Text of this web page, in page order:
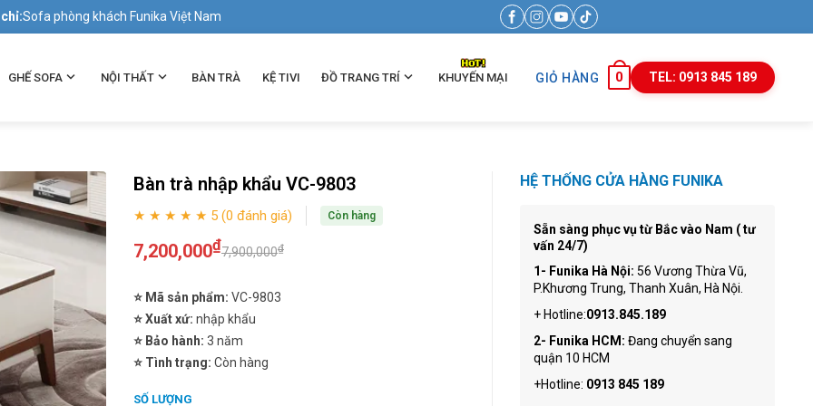
Sofa phòng khách Funika Việt Nam
GHẾ SOFA NỘI THẤT BÀN TRÀ KỆ TIVI ĐỒ TRANG TRÍ KHUYẾN MẠI GIỎ HÀNG 0 TEL: 0913 845 189
Bàn trà nhập khẩu VC-9803
★ ★ ★ ★ ★ 5 (0 đánh giá) Còn hàng
7,200,000₫7,900,000₫
⭐ Mã sản phẩm: VC-9803
⭐ Xuất xứ: nhập khẩu
⭐ Bảo hành: 3 năm
⭐ Tình trạng: Còn hàng
SỐ LƯỢNG
HỆ THỐNG CỬA HÀNG FUNIKA
Sẵn sàng phục vụ từ Bắc vào Nam ( tư
vấn 24/7)
1- Funika Hà Nội: 56 Vương Thừa Vũ,
P.Khương Trung, Thanh Xuân, Hà Nội.
+ Hotline:0913.845.189
2- Funika HCM: Đang chuyển sang
quận 10 HCM
+Hotline: 0913 845 189